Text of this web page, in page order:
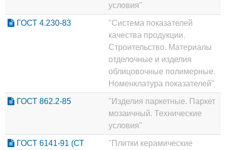
условия"
ГОСТ 4.230-83
"Система показателей
качества продукции.
Строительство. Материалы
отделочные и изделия
облицовочные полимерные.
Номенклатура показателей"
ГОСТ 862.2-85
"Изделия паркетные. Паркет
мозаичный. Технические
условия"
ГОСТ 6141-91 (СТ
"Плитки керамические